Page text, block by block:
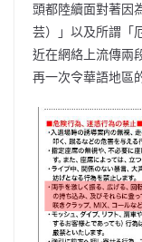
頭都陸續面對著因
芸）」以及所謂「
近在網絡上流傳兩
再一次令華語地區